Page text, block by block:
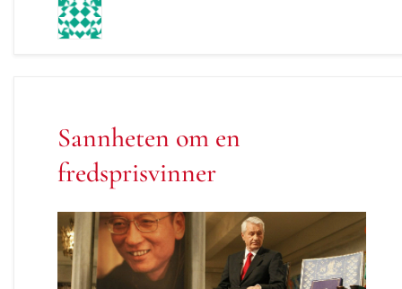
Sannheten om en
fredsprisvinner